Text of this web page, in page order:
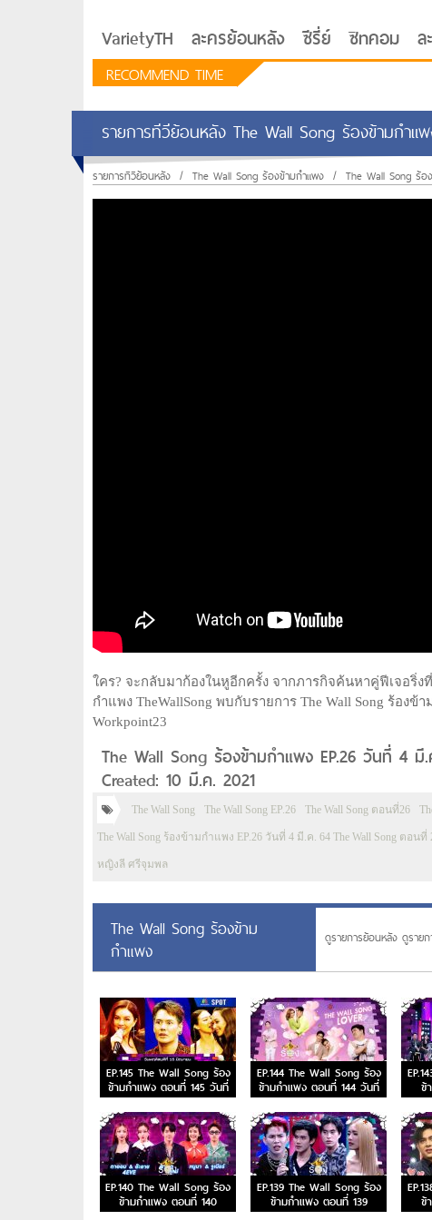
VarietyTH ละครย้อนหลัง ซีรี่ย์ ซิทคอม ล
RECOMMEND TIME
รักอยู่ประตูถัดไป
รายการทีวีย้อนหลัง The Wall Song ร้องข้ามกำ
รายการทีวีย้อนหลัง / The Wall Song ร้องข้ามกำแพง / The Wall Song ร้
ใคร? จะกลับมาก้องในหูอีกครั้ง จากภารกิจค้นหาคู่ฟีเจอริ่
กำแพง TheWallSong พบกับรายการ The Wall Song ร้อง
Workpoint23
The Wall Song ร้องข้ามกำแพง EP.26 วันที่ 4
Created: 10 มี.ค. 2021
The Wall Song The Wall Song EP.26 The Wall Song ตอนที่26
The Wall Song ร้องข้ามกำแพง EP.26 วันที่ 4 มี.ค. 64 The Wall Song ตอนที่
หญิงลี ศรีจุมพล
The Wall Song ร้องข้าม
กำแพง
ดูรายการย้อนหลัง ดูราย
EP.145 The Wall Song ร้อง
ข้ามกำแพง ตอนที่ 145 วันที่
15 มิ.ย. 66
EP.144 The Wall Song ร้อง
ข้ามกำแพง ตอนที่ 144 วันที่
8 มิ.ย. 66
ข้
EP.140 The Wall Song ร้อง
ข้ามกำแพง ตอนที่ 140
EP.139 The Wall Song ร้อง
ข้ามกำแพง ตอนที่ 139
ข้